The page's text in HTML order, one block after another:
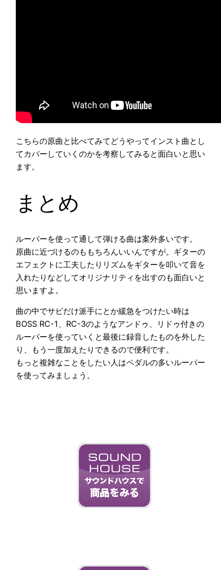
こちらの原曲と比べてみてどうやってインスト曲とし
てカバーしていくのかを考察してみると面白いと思い
ます。
まとめ
ルーパーを使って通して弾ける曲は案外多いです。
原曲に近づけるのももちろんいいんですが。ギターの
エフェクトに工夫したりリズムをギターを叩いて音を
入れたりなどしてオリジナリティを出すのも面白いと
思いますよ。
曲の中でサビだけ派手にとか緩急をつけたい時は
BOSS RC-1、RC-3のようなアンドゥ、リドゥ付きの
ルーパーを使っていくと最後に録音したものを外した
り、もう一度加えたりできるので便利です。
もっと複雑なことをしたい人はペダルの多いルーパー
を使ってみましょう。